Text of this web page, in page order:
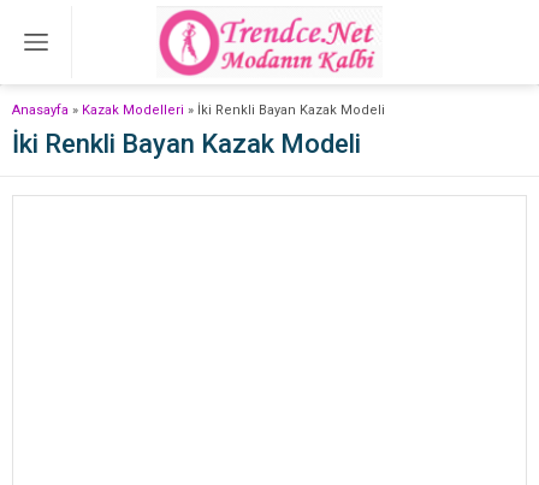
Anasayfa » Kazak Modelleri » İki Renkli Bayan Kazak Modeli
İki Renkli Bayan Kazak Modeli